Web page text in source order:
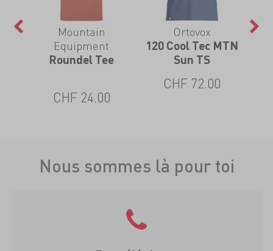
Mountain
Equipment
Roundel Tee
CHF 24.00
Ortovox
120 Cool Tec MTN
Sun TS
CHF 72.00
Nous sommes là pour toi